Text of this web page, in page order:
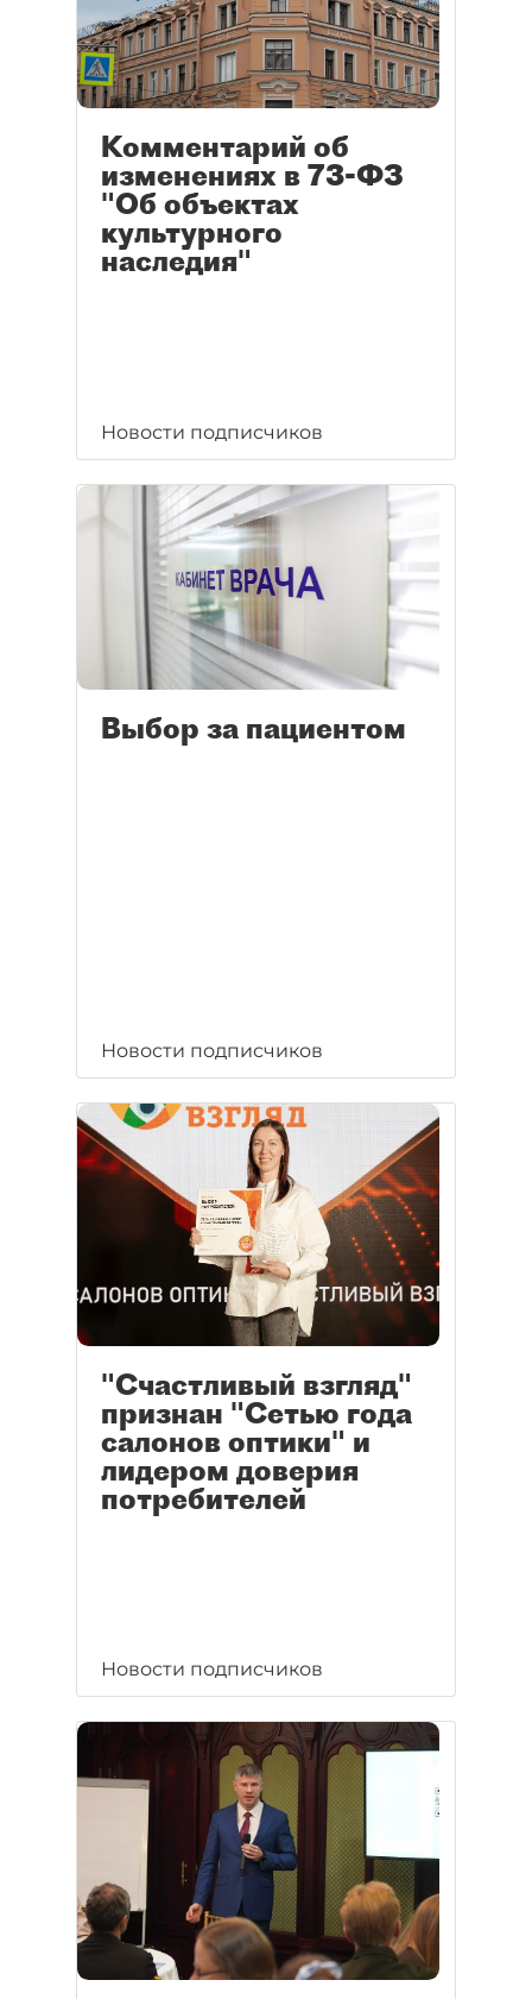
Комментарий об
изменениях в 73-ФЗ
"Об объектах
культурного
наследия"
Новости подписчиков
Выбор за пациентом
Новости подписчиков
"Счастливый взгляд"
признан "Сетью года
салонов оптики" и
лидером доверия
потребителей
Новости подписчиков